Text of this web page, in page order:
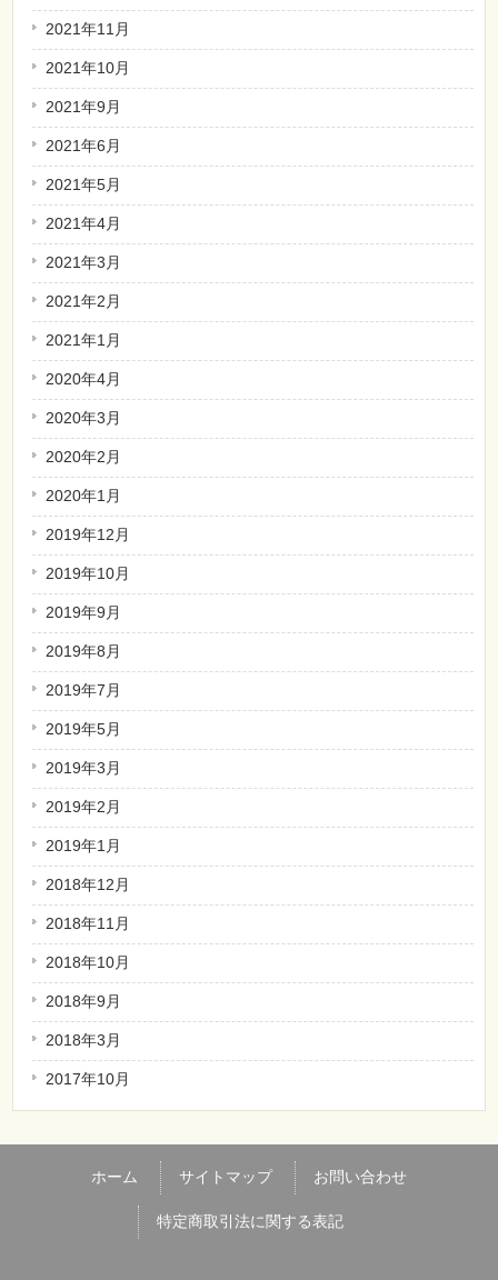
2021年11月
2021年10月
2021年9月
2021年6月
2021年5月
2021年4月
2021年3月
2021年2月
2021年1月
2020年4月
2020年3月
2020年2月
2020年1月
2019年12月
2019年10月
2019年9月
2019年8月
2019年7月
2019年5月
2019年3月
2019年2月
2019年1月
2018年12月
2018年11月
2018年10月
2018年9月
2018年3月
2017年10月
ホーム サイトマップ お問い合わせ
特定商取引法に関する表記